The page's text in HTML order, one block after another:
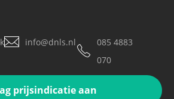
prijsindicatie aan
info@dnls.nl
085 4883
070